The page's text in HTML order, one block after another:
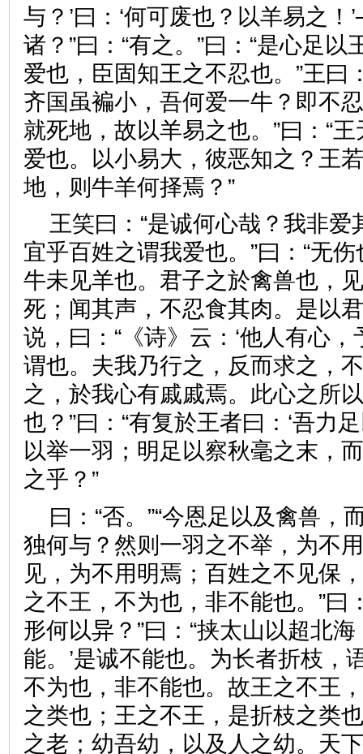
与？’曰：‘何可废也？以羊易之！
诸？”曰：“有之。”曰：“是心足
爱也，臣固知王之不忍也。”王曰
齐国虽褊小，吾何爱一牛？即不
就死地，故以羊易之也。”曰：“
爱也。以小易大，彼恶知之？王
地，则牛羊何择焉？”
王笑曰：“是诚何心哉？我非爱
宜乎百姓之谓我爱也。”曰：“无
牛未见羊也。君子之於禽兽也，
死；闻其声，不忍食其肉。是以
说，曰：“《诗》云：‘他人有心，
谓也。夫我乃行之，反而求之，
之，於我心有戚戚焉。此心之所
也？”曰：“有复於王者曰：‘吾力
以举一羽；明足以察秋毫之末，
之乎？”
曰：“否。”“今恩足以及禽兽，
独何与？然则一羽之不举，为不
见，为不用明焉；百姓之不见保
之不王，不为也，非不能也。”曰
形何以异？”曰：“挟太山以超北海
能。’是诚不能也。为长者折枝，
不为也，非不能也。故王之不王
之类也；王之不王，是折枝之类
之老；幼吾幼，以及人之幼。天